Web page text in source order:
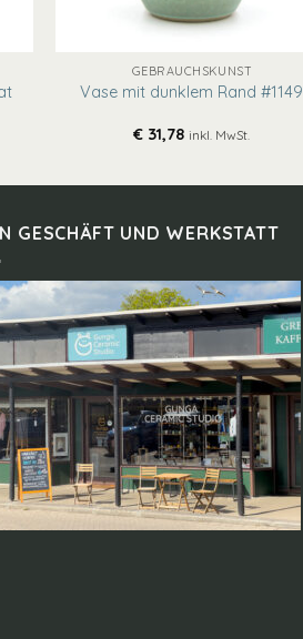
GEBRAUCHSKUNST
Vase mit dunklem Rand #1149
€ 31,78 inkl. MwSt.
GESCHÄFT UND WERKSTATT